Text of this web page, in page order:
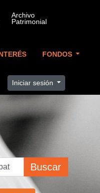
FONDOS
Iniciar sesión
Buscar